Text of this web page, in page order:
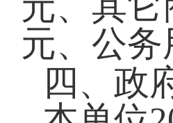
元、公
四、政